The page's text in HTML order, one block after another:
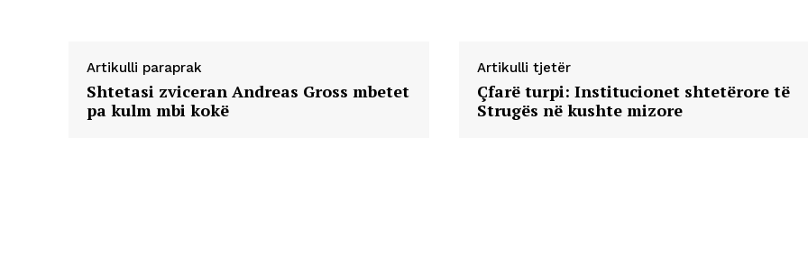
Artikulli paraprak
Shtetasi zviceran Andreas Gross mbetet
pa kulm mbi kokë
Artikulli tjetër
Çfarë turpi: Institucionet shtetërore të
Strugës në kushte mizore